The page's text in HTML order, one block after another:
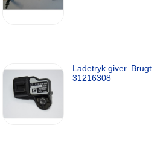
Ladetryk giver. Brugt
31216308